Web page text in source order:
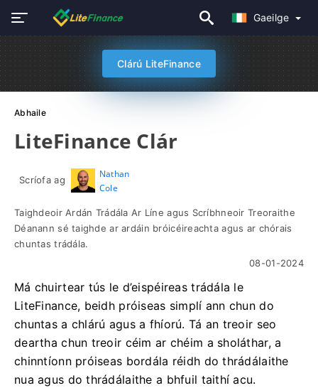
Gaeilge
Clárú LiteFinance
Abhaile
LiteFinance Clár
Scríofa ag
Nathan
Cole
Taighdeoir Ardán Trádála Ar Líne agus Scríbhneoir Treoraithe
Déanann sé taighde ar ardáin bróicéireachta agus ar chórais
chuntas trádála.
08-01-2024
Má chuirtear tús le d’eispéireas trádála le
LiteFinance, beidh próiseas simplí ann chun do
chuntas a chlárú agus a fhíorú. Tá an treoir seo
deartha chun treoir céim ar chéim a sholáthar, a
chinntíonn próiseas bordála réidh do thrádálaithe
nua agus do thrádálaithe a bhfuil taithí acu.